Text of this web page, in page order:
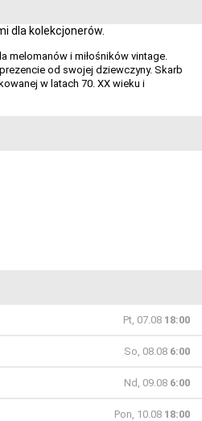
dla kolekcjonerów.
melomanów i miłośników vintage.
od swojej dziewczyny. Skarb
w latach 70. XX wieku i
Pt, 07.08 18:00
So, 08.08 6:00
Nd, 09.08 6:00
Pon, 10.08 18:00